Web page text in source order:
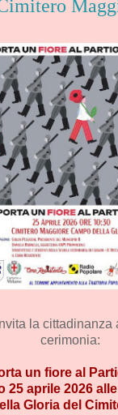
la cittadinanza
cerimonia:
un fiore al
25 aprile 2026
Gloria del